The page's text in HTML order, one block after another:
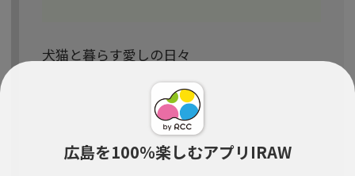
広島を100％楽しむアプリIRAW
犬猫と暮らす愛しの日々